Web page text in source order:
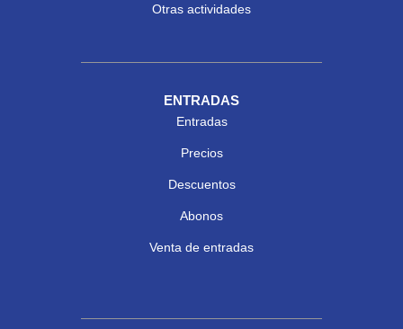
Otras actividades
ENTRADAS
Entradas
Precios
Descuentos
Abonos
Venta de entradas